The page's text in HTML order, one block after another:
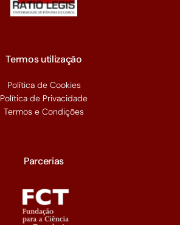
Termos utilização
Política de Cookies
Política de Privacidade
Termos e Condições
Parcerias